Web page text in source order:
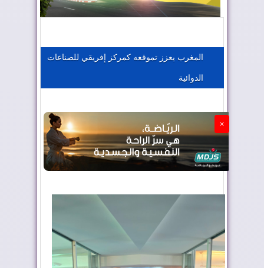
الجزائر تستسلم لفرنسا
المغرب يعزز تموقعه كمركز إفريقي للصناعات
الدوائية
×